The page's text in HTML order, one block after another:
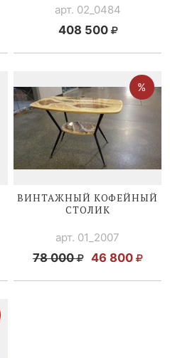
арт. 02_0484
408 500
ВИНТАЖНЫЙ КОФЕЙНЫЙ
СТОЛИК
арт. 01_2007
78 000 46 800